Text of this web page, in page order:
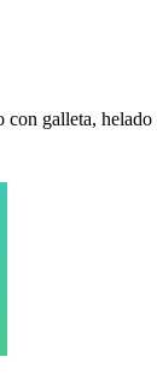
con galleta,